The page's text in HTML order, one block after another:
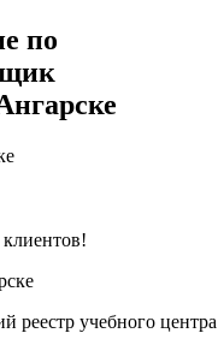
по
реестр учебного центра